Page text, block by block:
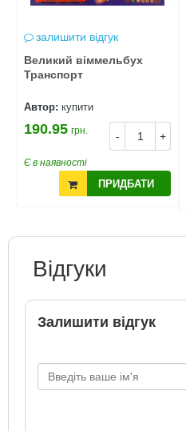
залишити відгук
Великий віммельбух
Транспорт
Автор: купити
- +
190.95 грн.
Є в наявності
ПРИДБАТИ
Відгуки
Залишити відгук